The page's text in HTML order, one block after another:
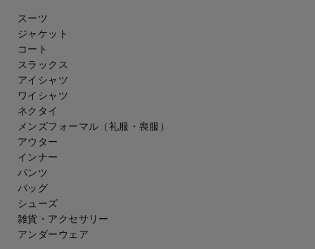
スーツ
ジャケット
コート
スラックス
アイシャツ
ワイシャツ
ネクタイ
メンズフォーマル （礼服・喪服）
アウター
インナー
パンツ
バッグ
シューズ
雑貨・アクセサリー
アンダーウェア